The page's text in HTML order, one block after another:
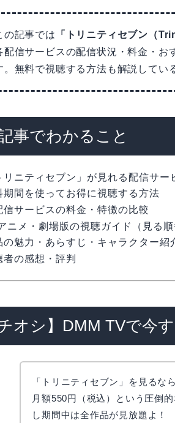
の記事では 「トリニティセブン（
配信サービスの配信状況・料金・お
。無料で視聴する方法も解説してい
事でわかること
リニティセブン」が見れる配信サ
期間を使ってお得に視聴する方法
信サービスの料金・特徴の比較
ニメ・劇場版の視聴ガイド（見る順
の魅力・あらすじ・キャラクター紹
者の感想・評判
チオシ】DMM TVで今
「トリニティセブン」を見るな
月額550円（税込）という圧倒
し期間中は全作品が見放題よ！